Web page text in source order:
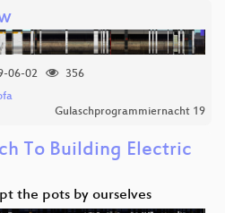
06-02
356
Gulaschprogrammiernacht 19
To Building Electric
the pots by ourselves